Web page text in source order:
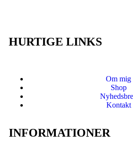
HURTIGE LINKS
Om mig
Shop
Kontakt
INFORMATIONER